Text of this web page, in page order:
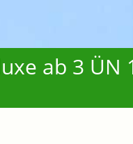
ab 3 ÜN